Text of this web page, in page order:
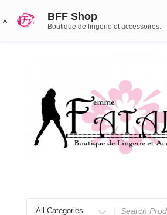
BFF Shop
Boutique de lingerie et accessoires.